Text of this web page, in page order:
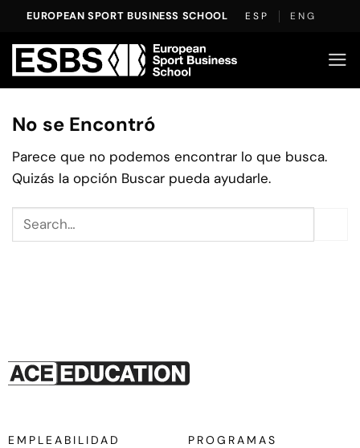
Saltar
contenido
EUROPEAN SPORT BUSINESS SCHOOL ESP ENG
No se Encontró
Parece que no podemos encontrar lo que busca.
Quizás la opción Buscar pueda ayudarle.
PROGRAMAS
EMPLEABILIDAD